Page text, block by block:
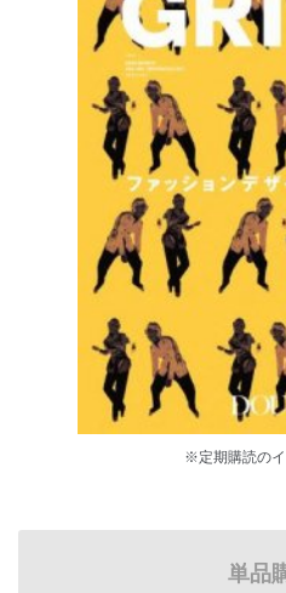
※定期購読の
単品